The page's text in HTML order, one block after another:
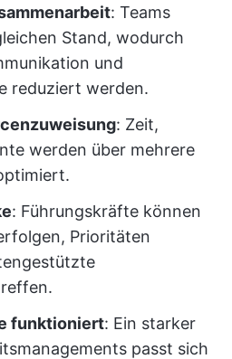
: Teams
Stand, wodurch
und
reduziert werden.
: Zeit,
werden über mehrere
: Führungskräfte können
Prioritäten
funktioniert: Ein starker
passt sich